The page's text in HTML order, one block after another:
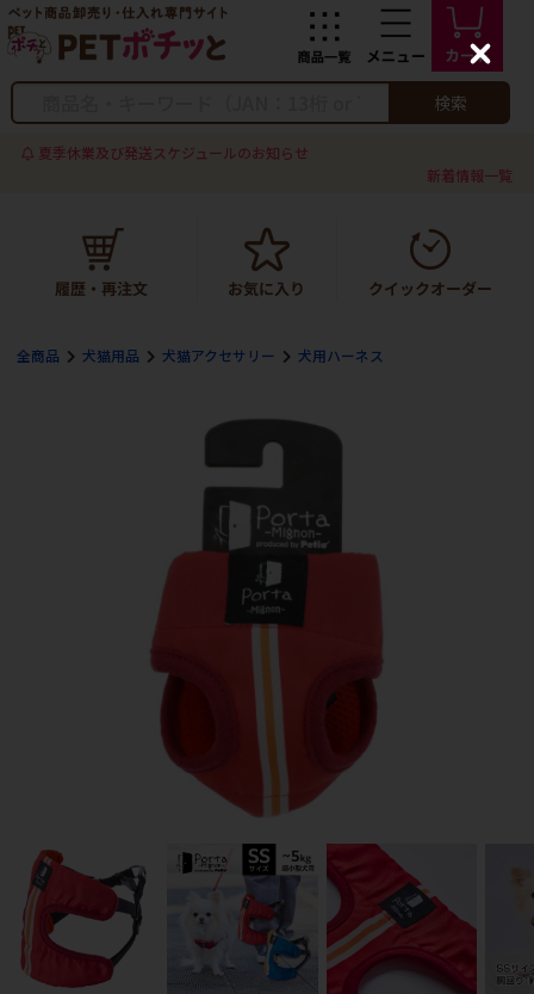
検索
夏季休業及び発送スケジュールのお知らせ
新着情報一覧
全商品 犬猫用品 犬猫アクセサリー 犬用ハーネス
C
l
s